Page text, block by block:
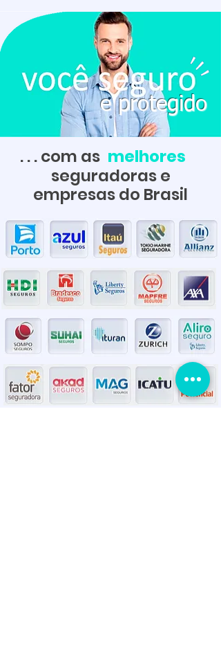
e protegido
. . . com as melhores
seguradoras e
empresas do Brasil